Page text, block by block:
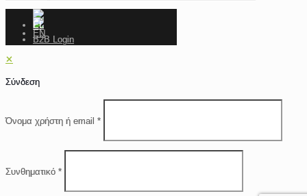
B2B Login
✕
Σύνδεση
Όνομα χρήστη ή email *
Συνθηματικό *